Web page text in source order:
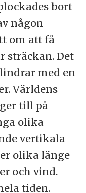
bort
någon
om att få
sträckan. Det
med en
Världens
till på
olika
vertikala
olika länge
och vind.
tiden.